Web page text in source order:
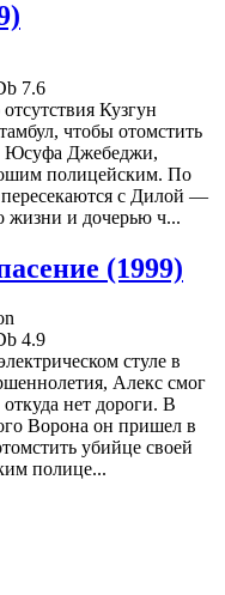
7.6
Кузгун
чтобы отомстить
Юсуфа Джебеджи,
полицейским. По
пересекаются с Дилой —
жизни и дочерью ч...
(1999)
4.9
стуле в
Алекс смог
откуда нет дороги. В
Ворона он пришел в
убийце своей
полице...